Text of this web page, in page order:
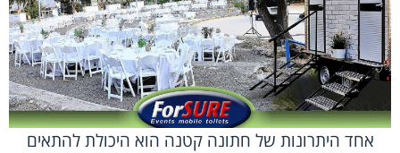
אחד היתרונות של חתונה קטנה הוא היכולת להתאים